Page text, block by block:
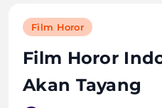
Film Horor
Film Horor
Akan Tayang